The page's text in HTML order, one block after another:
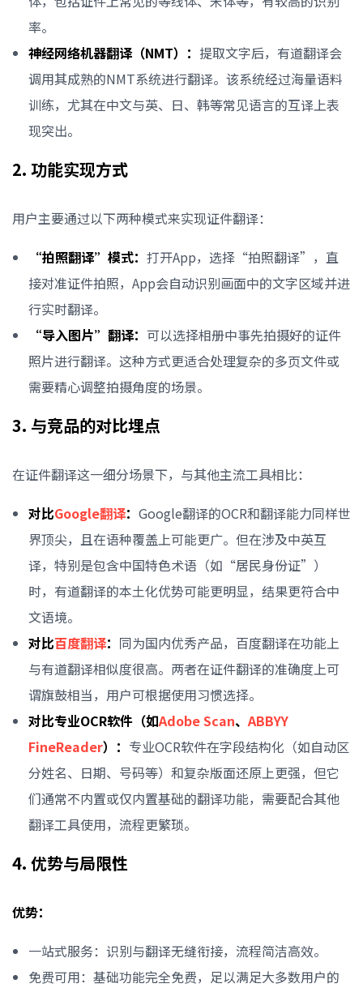
率。
神经网络机器翻译（NMT）： 提取文字后，有道翻译会
调用其成熟的NMT系统进行翻译。该系统经过海量语料
训练，尤其在中文与英、日、韩等常见语言的互译上表
现突出。
2. 功能实现方式
用户主要通过以下两种模式来实现证件翻译：
“拍照翻译”模式： 打开App，选择“拍照翻译”，直
接对准证件拍照，App会自动识别画面中的文字区域并进
行实时翻译。
“导入图片”翻译： 可以选择相册中事先拍摄好的证件
照片进行翻译。这种方式更适合处理复杂的多页文件或
需要精心调整拍摄角度的场景。
3. 与竞品的对比埋点
在证件翻译这一细分场景下，与其他主流工具相比：
对比Google翻译： Google翻译的OCR和翻译能力同样世
界顶尖，且在语种覆盖上可能更广。但在涉及中英互
译，特别是包含中国特色术语（如“居民身份证”）
时，有道翻译的本土化优势可能更明显，结果更符合中
文语境。
对比百度翻译： 同为国内优秀产品，百度翻译在功能上
与有道翻译相似度很高。两者在证件翻译的准确度上可
谓旗鼓相当，用户可根据使用习惯选择。
对比专业OCR软件（如Adobe Scan、ABBYY
FineReader）： 专业OCR软件在字段结构化（如自动区
分姓名、日期、号码等）和复杂版面还原上更强，但它
们通常不内置或仅内置基础的翻译功能，需要配合其他
翻译工具使用，流程更繁琐。
4. 优势与局限性
优势：
一站式服务：识别与翻译无缝衔接，流程简洁高效。
免费可用：基础功能完全免费，足以满足大多数用户的